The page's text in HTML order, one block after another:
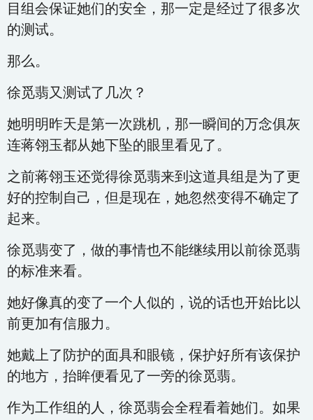
目组会保证她们的安全，那一定是经过了很多次
的测试。
那么。
徐觅翡又测试了几次？
她明明昨天是第一次跳机，那一瞬间的万念俱灰
连蒋翎玉都从她下坠的眼里看见了。
之前蒋翎玉还觉得徐觅翡来到这道具组是为了更
好的控制自己，但是现在，她忽然变得不确定了
起来。
徐觅翡变了，做的事情也不能继续用以前徐觅翡
的标准来看。
她好像真的变了一个人似的，说的话也开始比以
前更加有信服力。
她戴上了防护的面具和眼镜，保护好所有该保护
的地方，抬眸便看见了一旁的徐觅翡。
作为工作组的人，徐觅翡会全程看着她们。如果